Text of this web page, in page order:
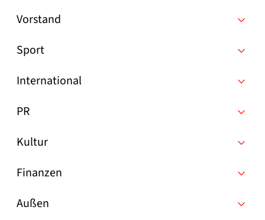
Vorstand
Sport
International
PR
Kultur
Finanzen
Außen